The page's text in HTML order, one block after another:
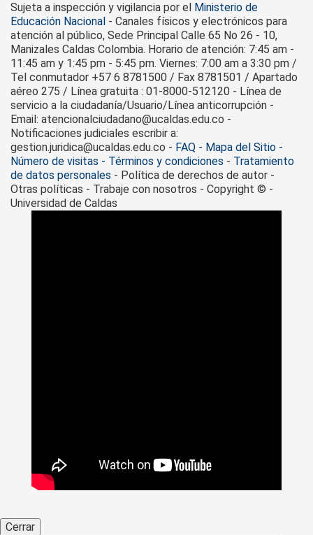
Sujeta a inspección y vigilancia por el Ministerio de
Educación Nacional - Canales físicos y electrónicos para
atención al público, Sede Principal Calle 65 No 26 - 10,
Manizales Caldas Colombia. Horario de atención: 7:45 am -
11:45 am y 1:45 pm - 5:45 pm. Viernes: 7:00 am a 3:30 pm /
Tel conmutador +57 6 8781500 / Fax 8781501 / Apartado
aéreo 275 / Línea gratuita : 01-8000-512120 - Línea de
servicio a la ciudadanía/Usuario/Línea anticorrupción -
Email: atencionalciudadano@ucaldas.edu.co -
Notificaciones judiciales escribir a:
gestion.juridica@ucaldas.edu.co - FAQ - Mapa del Sitio -
Número de visitas - Términos y condiciones - Tratamiento
de datos personales - Política de derechos de autor -
Otras políticas - Trabaje con nosotros - Copyright © -
Universidad de Caldas
Cerrar